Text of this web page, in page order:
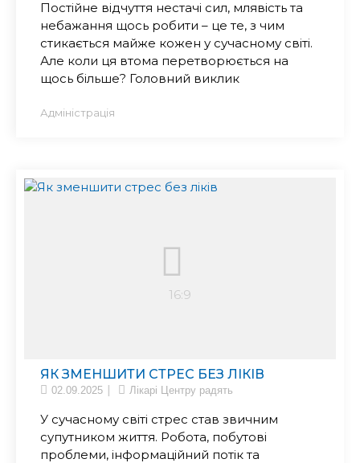
Постійне відчуття нестачі сил, млявість та
небажання щось робити – це те, з чим
стикається майже кожен у сучасному світі.
Але коли ця втома перетворюється на
щось більше? Головний виклик
Адміністрація
ЯК ЗМЕНШИТИ СТРЕС БЕЗ ЛІКІВ
02.09.2025 Лікарі Центру радять
У сучасному світі стрес став звичним
супутником життя. Робота, побутові
проблеми, інформаційний потік та